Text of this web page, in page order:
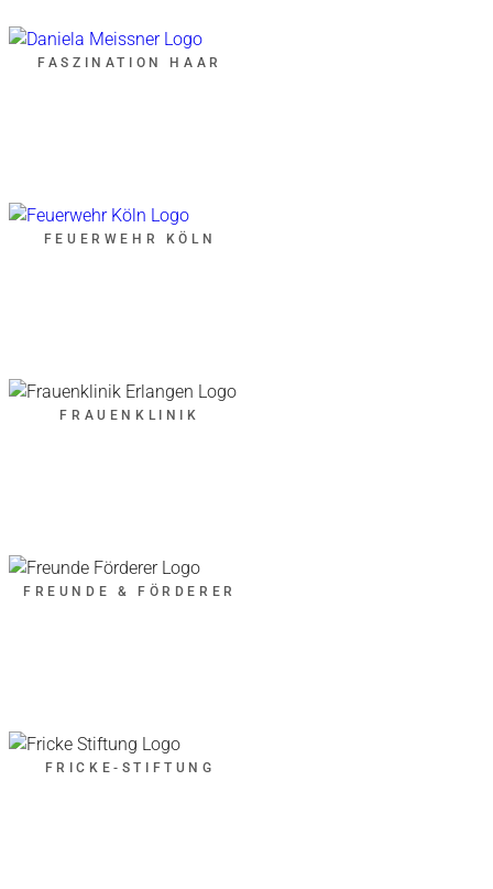
FASZINATION HAAR
FEUERWEHR KÖLN
FRAUENKLINIK
FREUNDE & FÖRDERER
FRICKE-STIFTUNG